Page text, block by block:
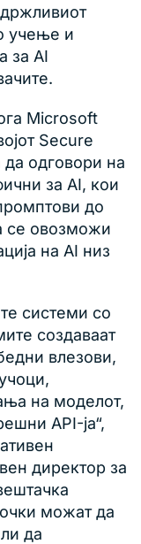
учење и
за AI
Microsoft
Secure
одговори на
за AI, кои
до
се овозможи
на AI низ
системи со
создаваат
влезови,
на моделот,
API-ја“,
директор за
можат да
да